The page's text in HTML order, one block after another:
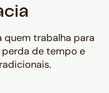
quem trabalha para
de tempo e